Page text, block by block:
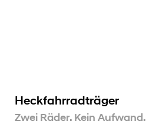
Heckfahrradträger
Zwei Räder. Kein Aufwand.